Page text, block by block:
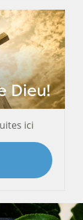
Dieu!
ici